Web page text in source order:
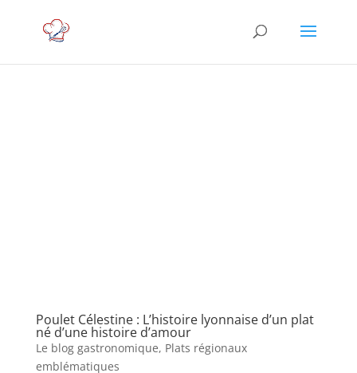
Poulet Célestine : L’histoire lyonnaise d’un plat
né d’une histoire d’amour
Le blog gastronomique, Plats régionaux
emblématiques